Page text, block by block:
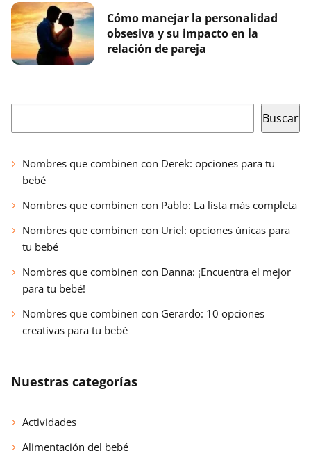
Cómo manejar la personalidad
obsesiva y su impacto en la
relación de pareja
Buscar
Nombres que combinen con Derek: opciones para tu
bebé
Nombres que combinen con Pablo: La lista más completa
Nombres que combinen con Uriel: opciones únicas para
tu bebé
Nombres que combinen con Danna: ¡Encuentra el mejor
para tu bebé!
Nombres que combinen con Gerardo: 10 opciones
creativas para tu bebé
Nuestras categorías
Actividades
Alimentación del bebé